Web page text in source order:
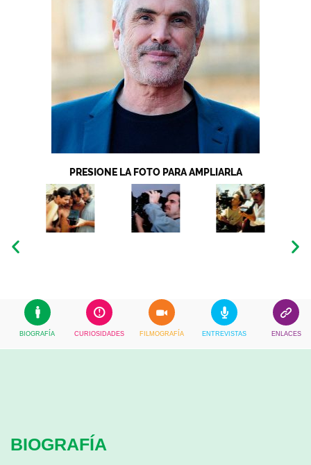
PRESIONE LA FOTO PARA AMPLIARLA
BIOGRAFÍA CURIOSIDADES FILMOGRAFÍA ENTREVISTAS ENLACES
BIOGRAFÍA